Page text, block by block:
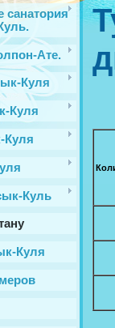
санатория
Ате.
Куля
Куля
Куля
Куль
Куля